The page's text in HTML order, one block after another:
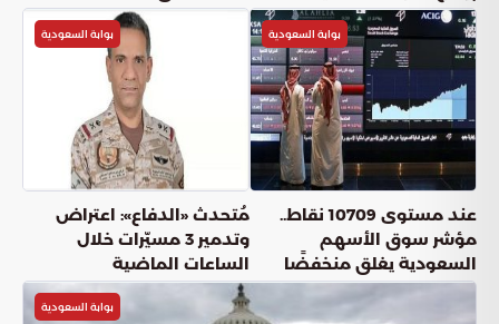
بوابة السعودية
عند مستوى 10709 نقاط..
مؤشر سوق الأسهم
السعودية يغلق منخفضًا
بوابة السعودية
مُتحدث «الدفاع»: اعتراض
وتدمير 3 مسيّرات خلال
الساعات الماضية
بوابة السعودية